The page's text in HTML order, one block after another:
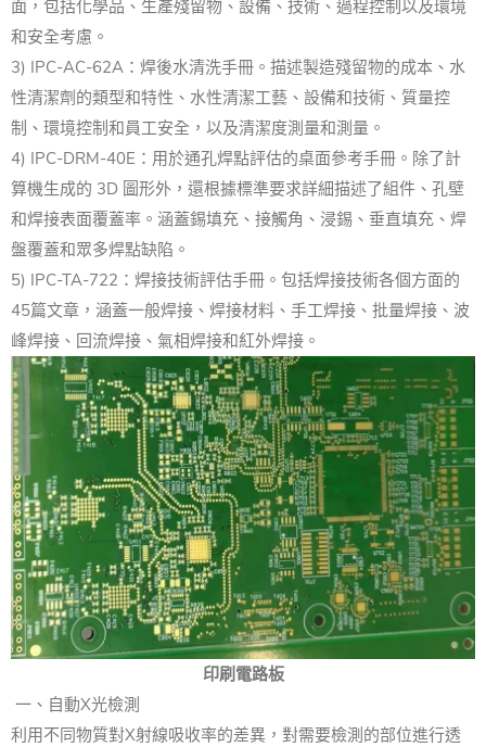
面，包括化學品、生產殘留物、設備、技術、過程控制以及環境
和安全考慮。
3) IPC-AC-62A：焊後水清洗手冊。描述製造殘留物的成本、水
性清潔劑的類型和特性、水性清潔工藝、設備和技術、質量控
制、環境控制和員工安全，以及清潔度測量和測量。
4) IPC-DRM-40E：用於通孔焊點評估的桌面參考手冊。除了計
算機生成的 3D 圖形外，還根據標準要求詳細描述了組件、孔壁
和焊接表面覆蓋率。涵蓋錫填充、接觸角、浸錫、垂直填充、焊
盤覆蓋和眾多焊點缺陷。
5) IPC-TA-722：焊接技術評估手冊。包括焊接技術各個方面的
45篇文章，涵蓋一般焊接、焊接材料、手工焊接、批量焊接、波
峰焊接、回流焊接、氣相焊接和紅外焊接。
印刷電路板
一、自動X光檢測
利用不同物質對X射線吸收率的差異，對需要檢測的部位進行透